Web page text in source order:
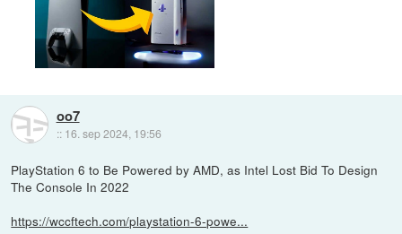
oo7
:: 16. sep 2024, 19:56
PlayStation 6 to Be Powered by AMD, as Intel Lost Bid To Design
The Console In 2022
https://wccftech.com/playstation-6-powe...